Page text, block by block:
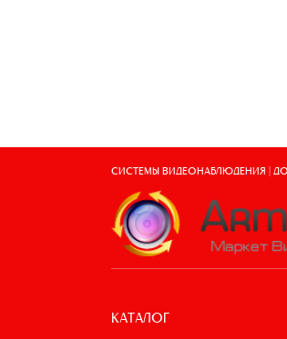
СИСТЕМЫ ВИДЕОНАБЛЮДЕНИЯ |
КАТАЛОГ